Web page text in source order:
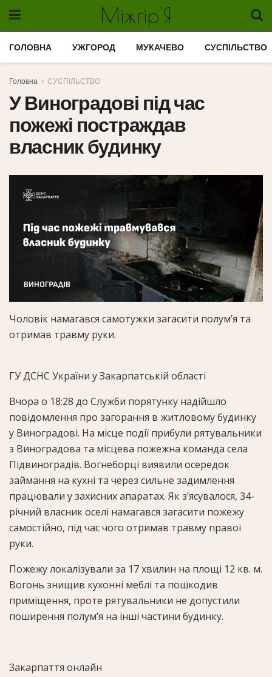
Міжгір'Я
ГОЛОВНА УЖГОРОД МУКАЧЕВО СУСПІЛЬСТВО
Головна СУСПІЛЬСТВО
У Виноградові під час
пожежі постраждав
власник будинку
Чоловік намагався самотужки загасити полум’я та
отримав травму руки.
ГУ ДСНС України у Закарпатській області
Вчора о 18:28 до Служби порятунку надійшло
повідомлення про загорання в житловому будинку
у Виноградові. На місце події прибули рятувальники
з Виноградова та місцева пожежна команда села
Підвиноградів. Вогнеборці виявили осередок
займання на кухні та через сильне задимлення
працювали у захисних апаратах. Як з’ясувалося, 34-
річний власник оселі намагався загасити пожежу
самостійно, під час чого отримав травму правої
руки.
Пожежу локалізували за 17 хвилин на площі 12 кв. м.
Вогонь знищив кухонні меблі та пошкодив
приміщення, проте рятувальники не допустили
поширення полум’я на інші частини будинку.
Закарпаття онлайн